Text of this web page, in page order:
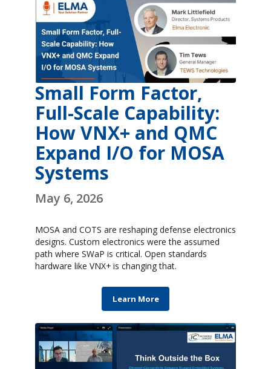
Small Form Factor,
Full-Scale Capability:
How VNX+ and QMC
Expand I/O for MOSA
Systems
May 6, 2026
MOSA and COTS are reshaping defense electronics
designs. Custom electronics were the assumed
path where SWaP is critical. Open standards
hardware like VNX+ is changing that.
Learn More